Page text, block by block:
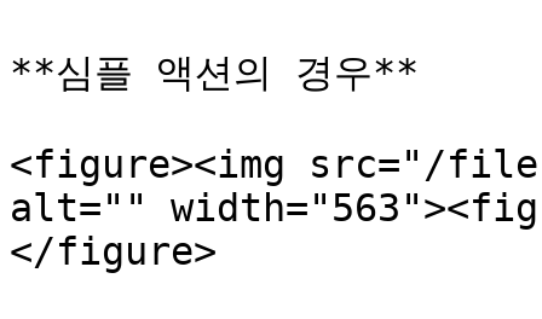
**심플 액션의 경우**
<figure><img src="/files/
alt=""
</figure>